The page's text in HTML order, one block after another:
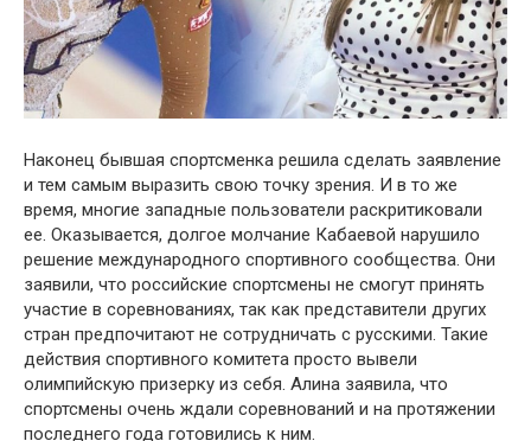
Наконец бывшая спортсменка решила сделать заявление
и тем самым выразить свою точку зрения. И в то же
время, многие западные пользователи раскритиковали
ее. Оказывается, долгое молчание Кабаевой нарушило
решение международного спортивного сообщества. Они
заявили, что российские спортсмены не смогут принять
участие в соревнованиях, так как представители других
стран предпочитают не сотрудничать с русскими. Такие
действия спортивного комитета просто вывели
олимпийскую призерку из себя. Алина заявила, что
спортсмены очень ждали соревнований и на протяжении
последнего года готовились к ним.